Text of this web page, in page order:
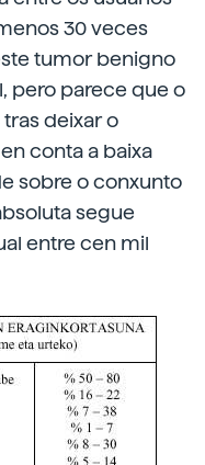
30 veces
tumor benigno
pero parece que o
deixar o
conta a baixa
sobre o conxunto
segue
entre cen mil